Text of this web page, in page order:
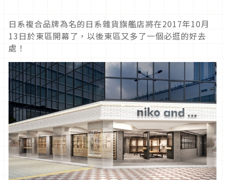
日系複合品牌為名的日系雜貨旗艦店將在2017年10月
13日於東區開幕了，以後東區又多了一個必逛的好去
處！